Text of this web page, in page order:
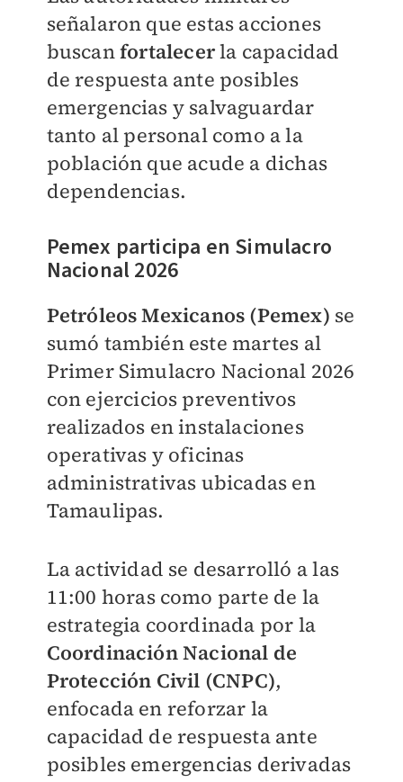
señalaron que estas acciones
buscanfortalecerla capacidad
de respuesta ante posibles
emergencias y salvaguardar
tanto al personal como a la
población que acude a dichas
dependencias.
Pemex participa en Simulacro
Nacional 2026
Petróleos Mexicanos (Pemex) se
sumó también este martes al
Primer Simulacro Nacional 2026
con ejercicios preventivos
realizados en instalaciones
operativas y oficinas
administrativas ubicadas en
Tamaulipas.
La actividad se desarrolló a las
11:00 horas como parte de la
estrategia coordinada por la
Coordinación Nacional de
Protección Civil (CNPC),
enfocada en reforzar la
capacidad de respuesta ante
posibles emergencias derivadas